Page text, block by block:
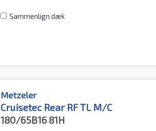
Sammenlign dæk
Metzeler
Cruisetec Rear RF TL M/C
180/65B16 81H